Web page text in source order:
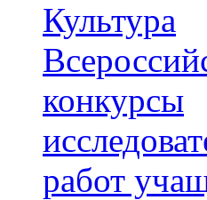
Культура
конкурсы
работ